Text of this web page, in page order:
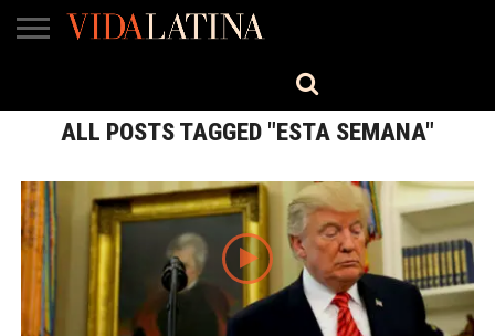
TV
ALL POSTS TAGGED "ESTA SEMANA"